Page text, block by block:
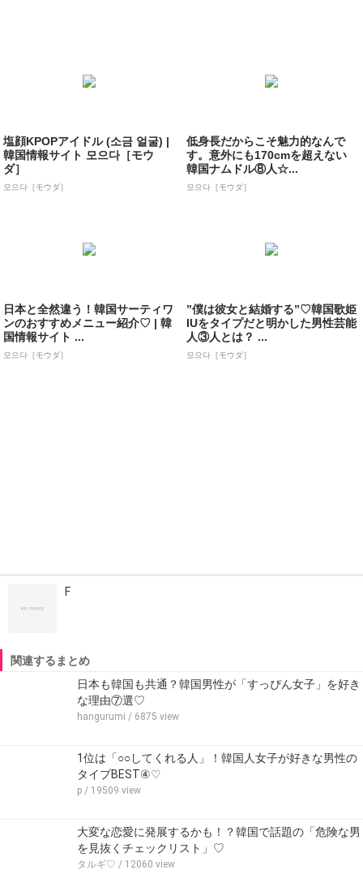
塩顔KPOPアイドル (소금 얼굴) |
韓国情報サイト 모으다［モウ
ダ］
모으다［モウダ］
低身長だからこそ魅力的なんで
す。意外にも170cmを超えない
韓国ナムドル⑧人☆...
모으다［モウダ］
日本と全然違う！韓国サーティワ
ンのおすすめメニュー紹介♡ | 韓
国情報サイト ...
모으다［モウダ］
”僕は彼女と結婚する”♡韓国歌姫
IUをタイプだと明かした男性芸能
人③人とは？ ...
모으다［モウダ］
F
関連するまとめ
日本も韓国も共通？韓国男性が「すっぴん女子」を好き
な理由⑦選♡
hangurumi / 6875 view
1位は「○○してくれる人」！韓国人女子が好きな男性の
タイプBEST④♡
p / 19509 view
大変な恋愛に発展するかも！？韓国で話題の「危険な男
を見抜くチェックリスト」♡
タルギ♡ / 12060 view